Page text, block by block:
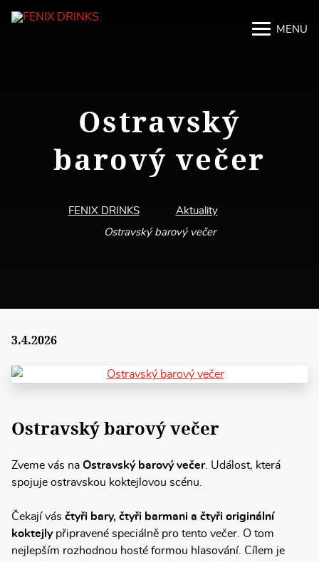
MENU
Ostravský
barový večer
FENIX DRINKS
Aktuality
Ostravský barový večer
3.4.2026
Ostravský barový večer
Zveme vás na Ostravský barový večer. Událost, která
spojuje ostravskou koktejlovou scénu.
Čekají vás čtyři bary, čtyři barmani a čtyři originální
koktejlypřipravené speciálně pro tento večer. O tom
nejlepším rozhodnou hosté formou hlasování. Cílem je